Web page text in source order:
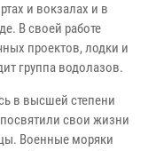
и вокзалах и в
В своей работе
проектов, лодки и
группа водолазов.
в высшей степени
свои жизни
Военные моряки